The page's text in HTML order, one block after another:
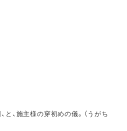
、施主様の穿初めの儀。（うがち